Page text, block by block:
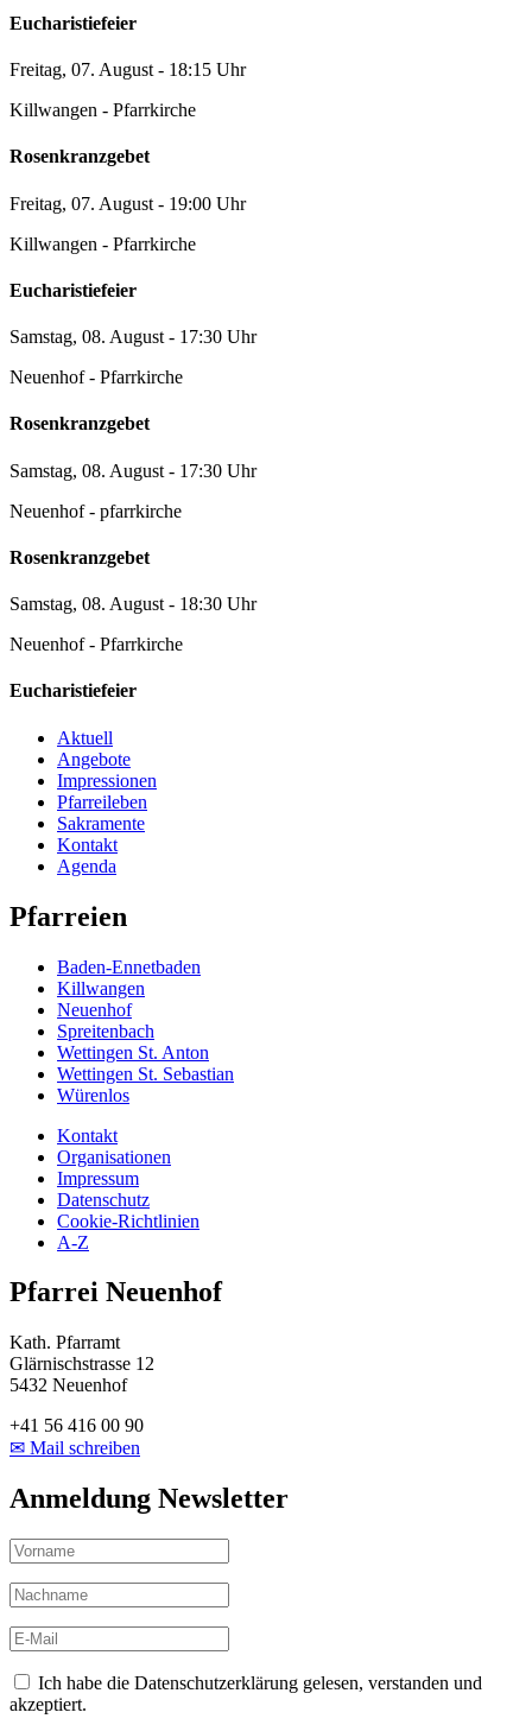
Eucharistiefeier
Freitag, 07. August - 18:15 Uhr
Killwangen - Pfarrkirche
Rosenkranzgebet
Freitag, 07. August - 19:00 Uhr
Killwangen - Pfarrkirche
Eucharistiefeier
Samstag, 08. August - 17:30 Uhr
Neuenhof - Pfarrkirche
Rosenkranzgebet
Samstag, 08. August - 17:30 Uhr
Neuenhof - pfarrkirche
Rosenkranzgebet
Samstag, 08. August - 18:30 Uhr
Neuenhof - Pfarrkirche
Eucharistiefeier
Aktuell
Angebote
Impressionen
Pfarreileben
Sakramente
Kontakt
Agenda
Pfarreien
Baden-Ennetbaden
Killwangen
Neuenhof
Spreitenbach
Wettingen St. Anton
Wettingen St. Sebastian
Würenlos
Kontakt
Organisationen
Impressum
Datenschutz
Cookie-Richtlinien
A-Z
Pfarrei Neuenhof
Kath. Pfarramt
Glärnischstrasse 12
5432 Neuenhof
+41 56 416 00 90
✉ Mail schreiben
Anmeldung Newsletter
Ich habe die Datenschutzerklärung gelesen, verstanden und
akzeptiert.